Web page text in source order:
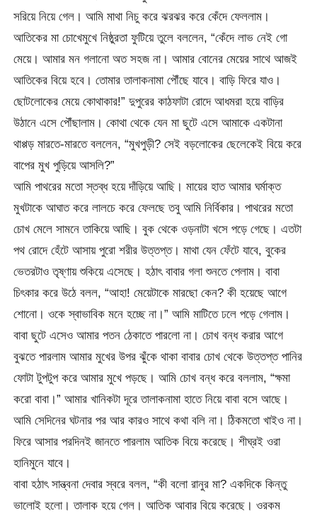
সরিয়ে নিয়ে গেল। আমি মাথা নিচু করে ঝরঝর করে কেঁদে ফেললাম।
আতিকের মা চোখেমুখে নিষ্ঠুরতা ফুটিয়ে তুলে বললেন, “কেঁদে লাভ নেই গো
মেয়ে। আমার মন গলানো অত সহজ না। আমার বোনের মেয়ের সাথে আজই
আতিকের বিয়ে হবে। তোমার তালাকনামা পৌঁছে যাবে। বাড়ি ফিরে যাও।
ছোটলোকের মেয়ে কোথাকার!” দুপুরের কাঠফাটা রোদে আধমরা হয়ে বাড়ির
উঠানে এসে পৌঁছালাম। কোথা থেকে যেন মা ছুটে এসে আমাকে একটানা
থাপ্পড় মারতে-মারতে বললেন, “মুখপুড়ী? সেই বড়লোকের ছেলেকেই বিয়ে করে
বাপের মুখ পুড়িয়ে আসলি?”
আমি পাথরের মতো স্তব্ধ হয়ে দাঁড়িয়ে আছি। মায়ের হাত আমার ঘর্মাক্ত
মুখটাকে আঘাত করে লালচে করে ফেলছে তবু আমি নির্বিকার। পাথরের মতো
চোখ মেলে সামনে তাকিয়ে আছি। বুক থেকে ওড়নাটা খসে পড়ে গেছে। এতটা
পথ রোদে হেঁটে আসায় পুরো শরীর উত্তপ্ত। মাথা যেন ফেঁটে যাবে, বুকের
ভেতরটাও তৃষ্ণায় শুকিয়ে এসেছে। হঠাৎ বাবার গলা শুনতে পেলাম। বাবা
চিৎকার করে উঠে বলল, “আহা! মেয়েটাকে মারছো কেন? কী হয়েছে আগে
শোনো। ওকে স্বাভাবিক মনে হচ্ছে না।” আমি মাটিতে ঢলে পড়ে গেলাম।
বাবা ছুটে এসেও আমার পতন ঠেকাতে পারলো না। চোখ বন্ধ করার আগে
বুঝতে পারলাম আমার মুখের উপর ঝুঁকে থাকা বাবার চোখ থেকে উত্তপ্ত পানির
ফোটা টুপটুপ করে আমার মুখে পড়ছে। আমি চোখ বন্ধ করে বললাম, “ক্ষমা
করো বাবা।” আমার খানিকটা দূরে তালাকনামা হাতে নিয়ে বাবা বসে আছে।
আমি সেদিনের ঘটনার পর আর কারও সাথে কথা বলি না। ঠিকমতো খাইও না।
ফিরে আসার পরদিনই জানতে পারলাম আতিক বিয়ে করেছে। শীঘ্রই ওরা
হানিমুনে যাবে।
বাবা হঠাৎ সান্ত্বনা দেবার স্বরে বলল, “কী বলো রানুর মা? একদিকে কিন্তু
ভালোই হলো। তালাক হয়ে গেল। আতিক আবার বিয়ে করেছে। ওরকম